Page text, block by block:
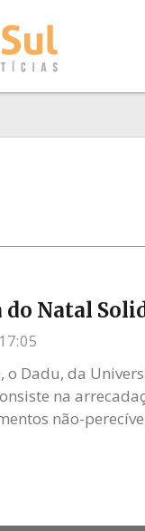
do Natal
17:05
Dadu, da
na
não-